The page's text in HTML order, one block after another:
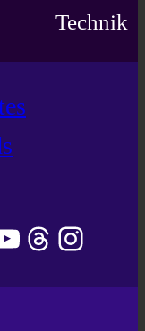
Technik
Threads